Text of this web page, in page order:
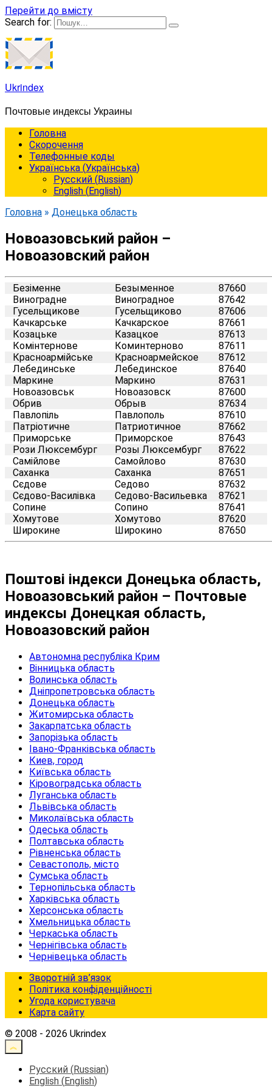
Перейти до вмісту
Search for:
Ukrindex
Почтовые индексы Украины
Головна
Cкорочення
Телефонные коды
Українська (Українська)
Русский (Russian)
English (English)
Головна » Донецька область
Новоазовський район –
Новоазовский район
Безіменне Безыменное
87660
Виноградне
Виноградное
87642
Гусельщикове
Гусельщиково
87606
Качкарське
Качкарское
87661
Козацьке
Казацкое
87613
Комінтернове
Коминтерново
87611
Красноармійське
Красноармейское
87612
Лебединське
Лебединское
87640
Маркине
Маркино
87631
Новоазовськ
Новоазовск
87600
Обрив
Обрыв
87634
Павлопіль
Павлополь
87610
Патріотичне
Патриотичное
87662
Приморське
Приморское
87643
Рози Люксембург
Розы Люксембург
87622
Самійлове
Самойлово
87630
Саханка
Саханка
87651
Сєдове
Седово
87632
Сєдово-Василівка
Седово-Васильевка
87621
Сопине
Сопино
87641
Хомутове
Хомутово
87620
Широкине
Широкино 87650
Поштові індекси Донецька область,
Новоазовський район – Почтовые
индексы Донецкая область,
Новоазовский район
Автономна республіка Крим
Вінницька область
Волинська область
Дніпропетровська область
Донецька область
Житомирська область
Закарпатська область
Запорізька область
Івано-Франківська область
Киев, город
Київська область
Кіровоградська область
Луганська область
Львівська область
Миколаївська область
Одеська область
Полтавська область
Рівненська область
Севастополь, місто
Сумська область
Тернопільська область
Харківська область
Херсонська область
Хмельницька область
Черкаська область
Чернігівська область
Чернівецька область
Зворотній зв’язок
Політика конфіденційності
Угода користувача
Карта сайту
© 2008 - 2026 Ukrindex
Русский (Russian)
English (English)